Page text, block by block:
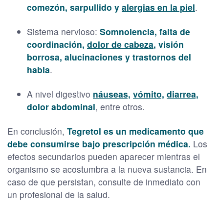
comezón, sarpullido y alergias en la piel.
Sistema nervioso: Somnolencia, falta de
coordinación, dolor de cabeza, visión
borrosa, alucinaciones y trastornos del
habla.
A nivel digestivo náuseas, vómito, diarrea,
dolor abdominal, entre otros.
En conclusión, Tegretol es un medicamento que
debe consumirse bajo prescripción médica. Los
efectos secundarios pueden aparecer mientras el
organismo se acostumbra a la nueva sustancia. En
caso de que persistan, consulte de inmediato con
un profesional de la salud.